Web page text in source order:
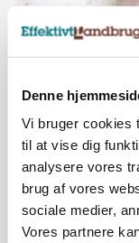
Denne
Vi bruger cookies
til at vise dig
analysere vores
brug af vores
sociale medier,
Vores partnere
MARKED
Russisk